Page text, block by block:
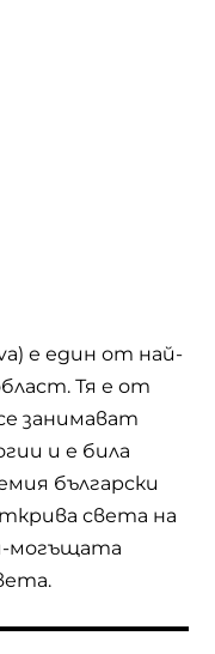
е един от най-
Тя е от
занимават
и е била
български
света на
могъщата